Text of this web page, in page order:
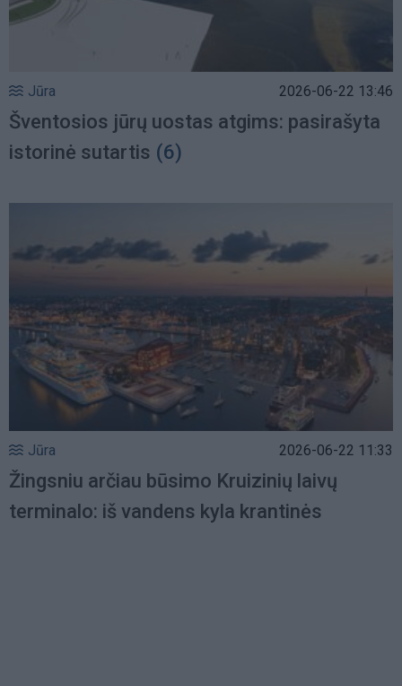
Jūra 2026-06-22 13:46
Šventosios jūrų uostas atgims: pasirašyta
istorinė sutartis (6)
Jūra 2026-06-22 11:33
Žingsniu arčiau būsimo Kruizinių laivų
terminalo: iš vandens kyla krantinės